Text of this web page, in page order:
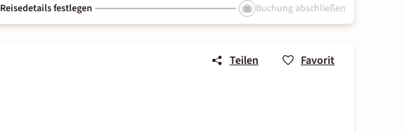
Reisedetails festlegen Buchung abschließen
Teilen Favorit